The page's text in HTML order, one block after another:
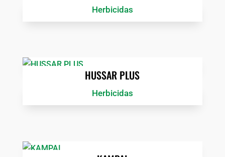
Herbicidas
HUSSAR PLUS
Herbicidas